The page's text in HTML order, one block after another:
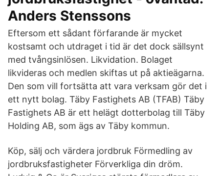
Anders Stenssons
Eftersom ett sådant förfarande är mycket
kostsamt och utdraget i tid är det dock sällsynt
med tvångsinlösen. Likvidation. Bolaget
likvideras och medlen skiftas ut på aktieägarna.
Den som vill fortsätta att vara verksam gör det i
ett nytt bolag. Täby Fastighets AB (TFAB) Täby
Fastighets AB är ett helägt dotterbolag till Täby
Holding AB, som ägs av Täby kommun.
Köp, sälj och värdera jordbruk Förmedling av
jordbruksfastigheter Förverkliga din dröm.